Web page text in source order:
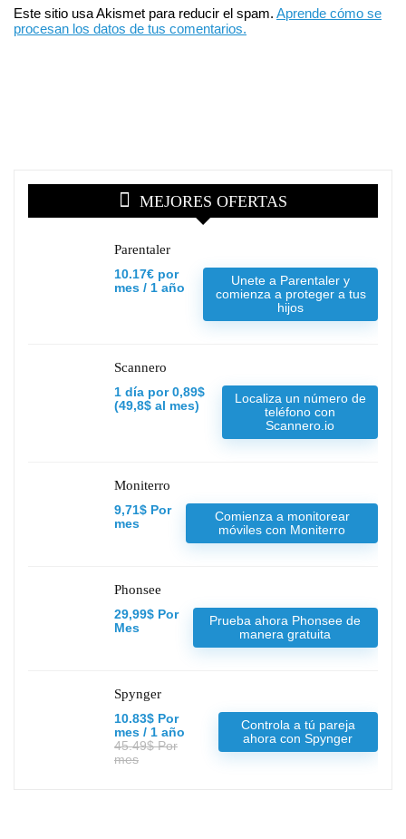
Este sitio usa Akismet para reducir el spam. Aprende cómo se
procesan los datos de tus comentarios.
MEJORES OFERTAS
Parentaler
10.17€ por
mes / 1 año
Unete a Parentaler y
comienza a proteger a tus
hijos
Scannero
1 día por 0,89$
(49,8$ al mes)
Localiza un número de
teléfono con
Scannero.io
Moniterro
9,71$ Por
mes
Comienza a monitorear
móviles con Moniterro
Phonsee
29,99$ Por
Mes
Prueba ahora Phonsee de
manera gratuita
Spynger
10.83$ Por
mes / 1 año
45.49$ Por
mes
Controla a tú pareja
ahora con Spynger